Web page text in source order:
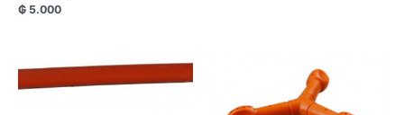
Valorado
con
₲ 5.000